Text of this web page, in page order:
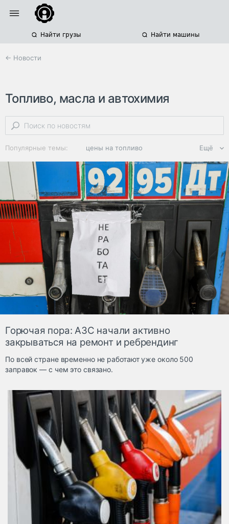
Найти грузы Найти машины
← Новости
Топливо, масла и автохимия
Популярные темы: цены на топливо
дизельное топливо азс
россия
дефицит топлива
прогнозы
продажа топлива
бензин
Ещё
Горючая пора: АЗС начали активно
закрываться на ремонт и ребрендинг
По всей стране временно не работают уже около 500
заправок — с чем это связано.